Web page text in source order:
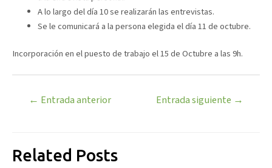
A lo largo del día 10 se realizarán las entrevistas.
Se le comunicará a la persona elegida el día 11 de octubre.
Incorporación en el puesto de trabajo el 15 de Octubre a las 9h.
← Entrada anterior Entrada siguiente →
Related Posts